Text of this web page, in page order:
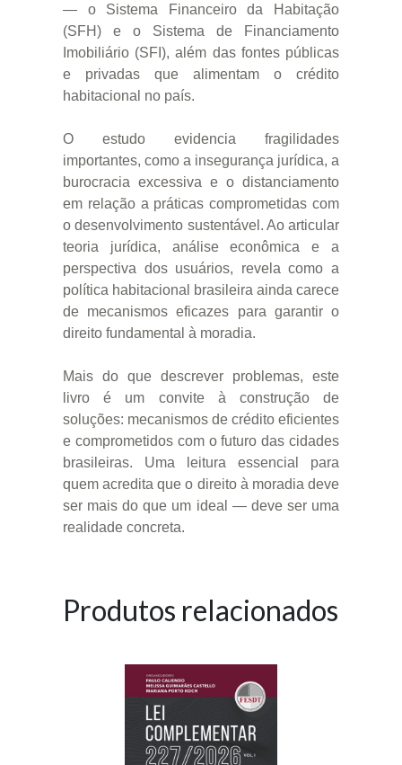
— o Sistema Financeiro da Habitação
(SFH) e o Sistema de Financiamento
Imobiliário (SFI), além das fontes públicas
e privadas que alimentam o crédito
habitacional no país.
O estudo evidencia fragilidades
importantes, como a insegurança jurídica, a
burocracia excessiva e o distanciamento
em relação a práticas comprometidas com
o desenvolvimento sustentável. Ao articular
teoria jurídica, análise econômica e a
perspectiva dos usuários, revela como a
política habitacional brasileira ainda carece
de mecanismos eficazes para garantir o
direito fundamental à moradia.
Mais do que descrever problemas, este
livro é um convite à construção de
soluções: mecanismos de crédito eficientes
e comprometidos com o futuro das cidades
brasileiras. Uma leitura essencial para
quem acredita que o direito à moradia deve
ser mais do que um ideal — deve ser uma
realidade concreta.
Produtos relacionados